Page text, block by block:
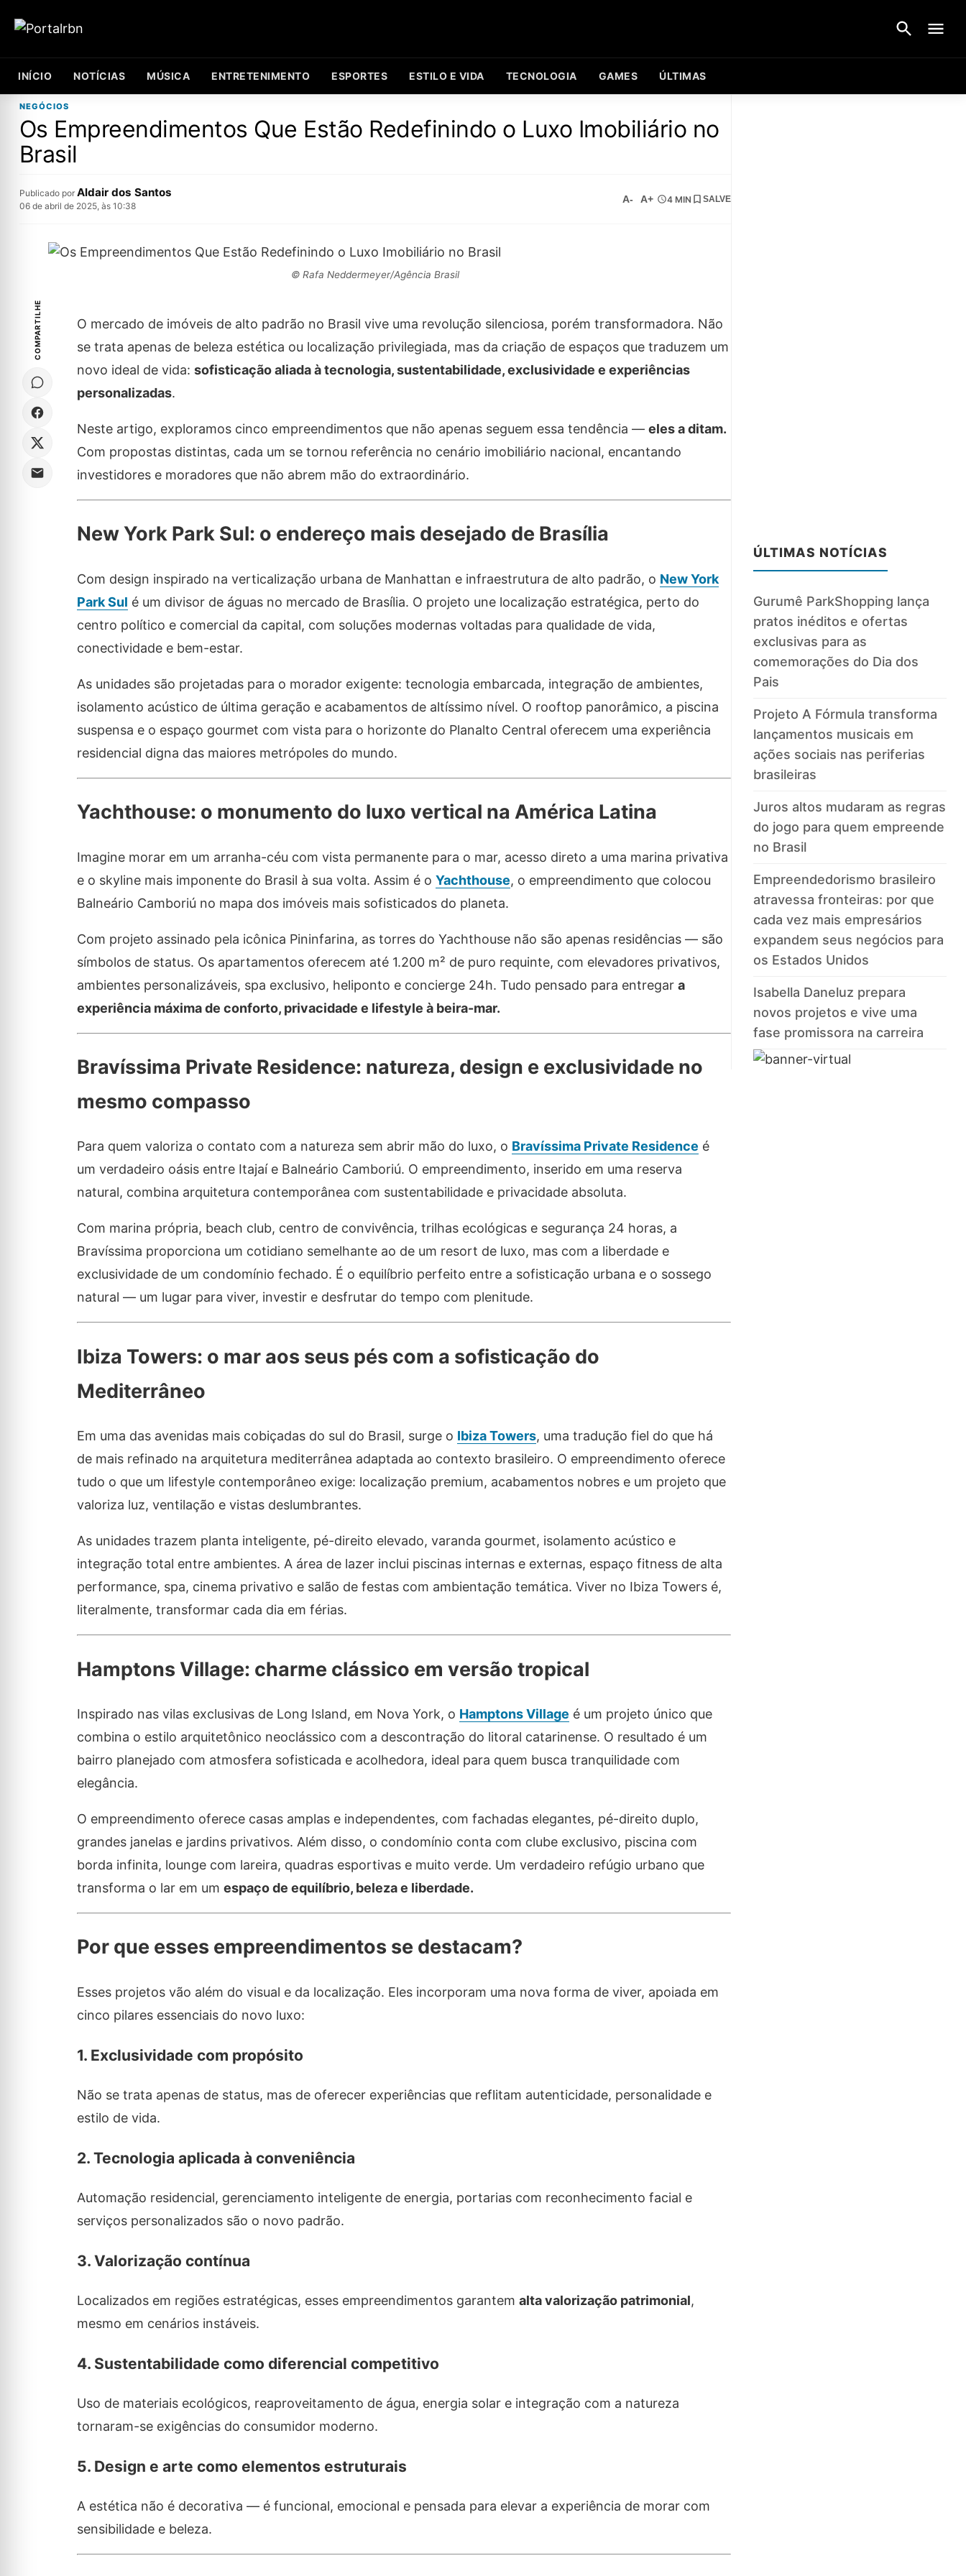
INÍCIO NOTÍCIAS MÚSICA ENTRETENIMENTO ESPORTES ESTILO E VIDA TECNOLOGIA GAMES ÚLTIMAS
NEGÓCIOS
Os Empreendimentos Que Estão Redefinindo o Luxo Imobiliário no
Brasil
Publicado por Aldair dos Santos
06 de abril de 2025, às 10:38
A- A+ 4 MIN SALVE
© Rafa Neddermeyer/Agência Brasil
COMPARTILHE
O mercado de imóveis de alto padrão no Brasil vive uma revolução silenciosa, porém transformadora. Não
se trata apenas de beleza estética ou localização privilegiada, mas da criação de espaços que traduzem um
novo ideal de vida: sofisticação aliada à tecnologia, sustentabilidade, exclusividade e experiências
personalizadas.
Neste artigo, exploramos cinco empreendimentos que não apenas seguem essa tendência — eles a ditam.
Com propostas distintas, cada um se tornou referência no cenário imobiliário nacional, encantando
investidores e moradores que não abrem mão do extraordinário.
New York Park Sul: o endereço mais desejado de Brasília
Com design inspirado na verticalização urbana de Manhattan e infraestrutura de alto padrão, o New York
Park Sul é um divisor de águas no mercado de Brasília. O projeto une localização estratégica, perto do
centro político e comercial da capital, com soluções modernas voltadas para qualidade de vida,
conectividade e bem-estar.
As unidades são projetadas para o morador exigente: tecnologia embarcada, integração de ambientes,
isolamento acústico de última geração e acabamentos de altíssimo nível. O rooftop panorâmico, a piscina
suspensa e o espaço gourmet com vista para o horizonte do Planalto Central oferecem uma experiência
residencial digna das maiores metrópoles do mundo.
Yachthouse: o monumento do luxo vertical na América Latina
Imagine morar em um arranha-céu com vista permanente para o mar, acesso direto a uma marina privativa
e o skyline mais imponente do Brasil à sua volta. Assim é o Yachthouse, o empreendimento que colocou
Balneário Camboriú no mapa dos imóveis mais sofisticados do planeta.
Com projeto assinado pela icônica Pininfarina, as torres do Yachthouse não são apenas residências — são
símbolos de status. Os apartamentos oferecem até 1.200 m² de puro requinte, com elevadores privativos,
ambientes personalizáveis, spa exclusivo, heliponto e concierge 24h. Tudo pensado para entregar a
experiência máxima de conforto, privacidade e lifestyle à beira-mar.
Bravíssima Private Residence: natureza, design e exclusividade no
mesmo compasso
Para quem valoriza o contato com a natureza sem abrir mão do luxo, o Bravíssima Private Residence é
um verdadeiro oásis entre Itajaí e Balneário Camboriú. O empreendimento, inserido em uma reserva
natural, combina arquitetura contemporânea com sustentabilidade e privacidade absoluta.
Com marina própria, beach club, centro de convivência, trilhas ecológicas e segurança 24 horas, a
Bravíssima proporciona um cotidiano semelhante ao de um resort de luxo, mas com a liberdade e
exclusividade de um condomínio fechado. É o equilíbrio perfeito entre a sofisticação urbana e o sossego
natural — um lugar para viver, investir e desfrutar do tempo com plenitude.
Ibiza Towers: o mar aos seus pés com a sofisticação do
Mediterrâneo
Em uma das avenidas mais cobiçadas do sul do Brasil, surge o Ibiza Towers, uma tradução fiel do que há
de mais refinado na arquitetura mediterrânea adaptada ao contexto brasileiro. O empreendimento oferece
tudo o que um lifestyle contemporâneo exige: localização premium, acabamentos nobres e um projeto que
valoriza luz, ventilação e vistas deslumbrantes.
As unidades trazem planta inteligente, pé-direito elevado, varanda gourmet, isolamento acústico e
integração total entre ambientes. A área de lazer inclui piscinas internas e externas, espaço fitness de alta
performance, spa, cinema privativo e salão de festas com ambientação temática. Viver no Ibiza Towers é,
literalmente, transformar cada dia em férias.
Hamptons Village: charme clássico em versão tropical
Inspirado nas vilas exclusivas de Long Island, em Nova York, o Hamptons Village é um projeto único que
combina o estilo arquitetônico neoclássico com a descontração do litoral catarinense. O resultado é um
bairro planejado com atmosfera sofisticada e acolhedora, ideal para quem busca tranquilidade com
elegância.
O empreendimento oferece casas amplas e independentes, com fachadas elegantes, pé-direito duplo,
grandes janelas e jardins privativos. Além disso, o condomínio conta com clube exclusivo, piscina com
borda infinita, lounge com lareira, quadras esportivas e muito verde. Um verdadeiro refúgio urbano que
transforma o lar em um espaço de equilíbrio, beleza e liberdade.
Por que esses empreendimentos se destacam?
Esses projetos vão além do visual e da localização. Eles incorporam uma nova forma de viver, apoiada em
cinco pilares essenciais do novo luxo:
1. Exclusividade com propósito
Não se trata apenas de status, mas de oferecer experiências que reflitam autenticidade, personalidade e
estilo de vida.
2. Tecnologia aplicada à conveniência
Automação residencial, gerenciamento inteligente de energia, portarias com reconhecimento facial e
serviços personalizados são o novo padrão.
3. Valorização contínua
Localizados em regiões estratégicas, esses empreendimentos garantem alta valorização patrimonial,
mesmo em cenários instáveis.
4. Sustentabilidade como diferencial competitivo
Uso de materiais ecológicos, reaproveitamento de água, energia solar e integração com a natureza
tornaram-se exigências do consumidor moderno.
5. Design e arte como elementos estruturais
A estética não é decorativa — é funcional, emocional e pensada para elevar a experiência de morar com
sensibilidade e beleza.
ÚLTIMAS NOTÍCIAS
Gurumê ParkShopping lança
pratos inéditos e ofertas
exclusivas para as
comemorações do Dia dos
Pais
Projeto A Fórmula transforma
lançamentos musicais em
ações sociais nas periferias
brasileiras
Juros altos mudaram as regras
do jogo para quem empreende
no Brasil
Empreendedorismo brasileiro
atravessa fronteiras: por que
cada vez mais empresários
expandem seus negócios para
os Estados Unidos
Isabella Daneluz prepara
novos projetos e vive uma
fase promissora na carreira